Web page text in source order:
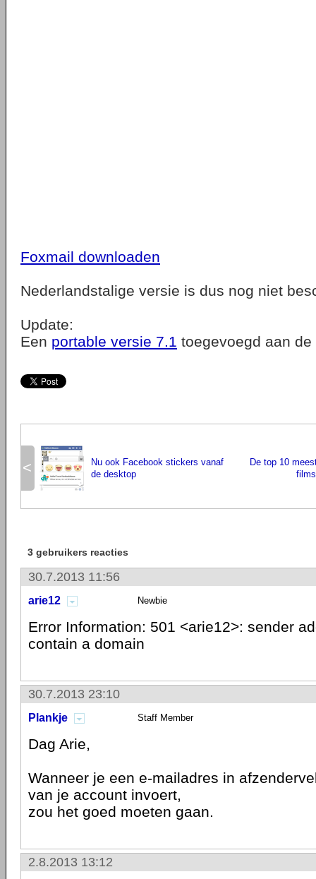
Foxmail downloaden
Nederlandstalige versie is dus nog niet
Update:
Een portable versie 7.1 toegevoegd aan
<
Nu ook Facebook stickers vanaf
de desktop
De top 10
3 gebruikers reacties
30.7.2013 11:56
arie12 Newbie
Error Information: 501 <arie12>: sender
contain a domain
30.7.2013 23:10
Plankje Staff Member
Dag Arie,
Wanneer je een e-mailadres in
van je account invoert,
zou het goed moeten gaan.
2.8.2013 13:12